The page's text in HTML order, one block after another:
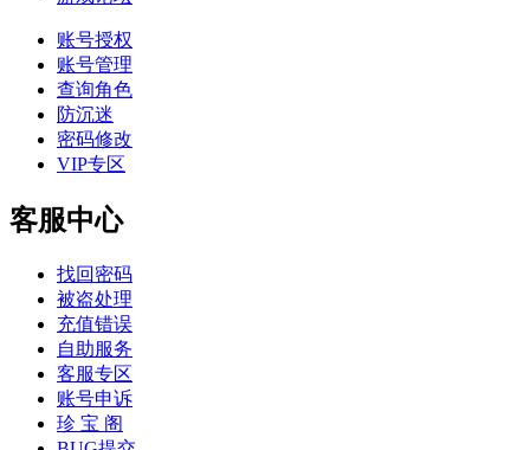
账号授权
账号管理
查询角色
防沉迷
密码修改
VIP专区
客服中心
找回密码
被盗处理
充值错误
自助服务
客服专区
账号申诉
珍 宝 阁